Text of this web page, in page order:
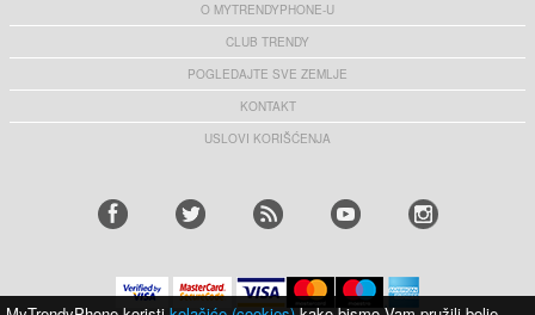
iPhone 16 Pro Max Amorus Zaštitno Kaljeno
Staklo za Ekran - 9H
iPhone 16 Pro Max Tech-Protect MagFlex
Case - MagSafe Compatible - Clear / Gold
Cell Phone Dirt Prevention Dust Cover Cap -
7,40 EUR
Beline PD 3.0 USB-C GaN Charger - 30W -
White
12,80 EUR
O MYTRENDYPHONE-U
CLUB TRENDY
POGLEDAJTE SVE ZEMLJE
KONTAKT
USLOVI KORIŠĆENJA